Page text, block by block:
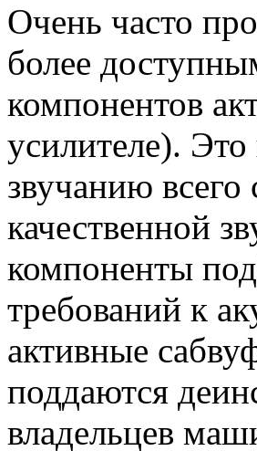
Очень часто
более
компонентов
усилителе).
звучанию
качественной
компоненты
требований к
активные
поддаются
владельцев